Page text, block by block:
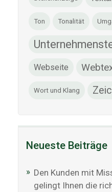
Ton Tonalität
Webseite
Wort und Klang
Neueste Beiträge
Den Kunden mit
gelingt Ihnen die